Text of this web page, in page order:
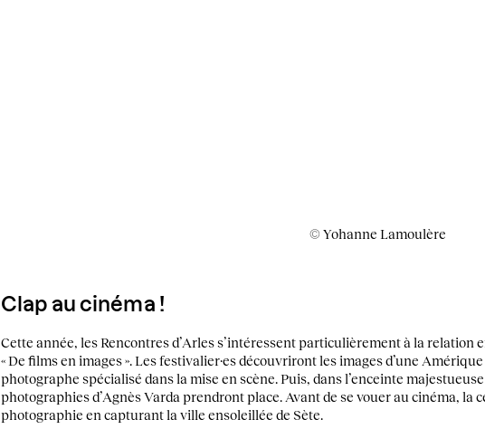
© Yohanne Lamoulère
Clap au cinéma !
Cette année, les Rencontres d’Arles s’intéressent particulièrement à la relation
« De films en images ». Les festivalier·es découvriront les images d’une
photographe spécialisé dans la mise en scène. Puis, dans l’enceinte
photographies d’Agnès Varda prendront place. Avant de se vouer au cinéma, la
photographie en capturant la ville ensoleillée de Sète.